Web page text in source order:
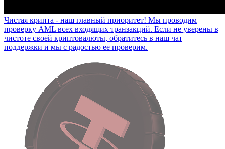
Чистая крипта - наш главный приоритет! Мы проводим
проверку AML всех входящих транзакций. Если не уверены в
чистоте своей криптовалюты, обратитесь в наш чат
поддержки и мы с радостью ее проверим.